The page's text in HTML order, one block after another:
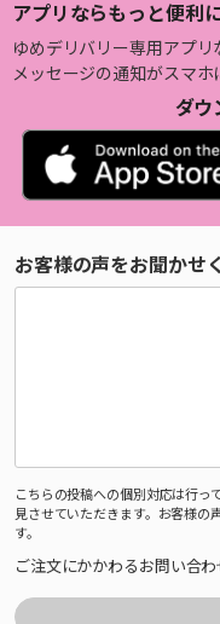
アプリならもっと便利
ゆめデリバリー専用アプリ
メッセージの通知がスマホ
ダウ
お客様の声をお聞かせ
こちらの投稿への個別対応は行っ
見させていただきます。お客様の
す。
ご注文にかかわるお問い合わ